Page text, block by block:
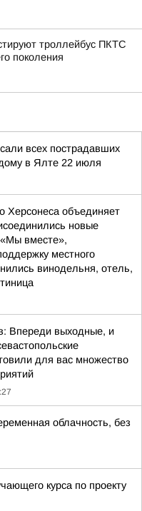
троллейбус ПКТС
поколения
всех пострадавших
в Ялте 22 июля
Херсонеса объединяет
новые
«Мы вместе»,
местного
винодельня, отель,
Впереди выходные, и
для вас множество
облачность, без
курса по проекту